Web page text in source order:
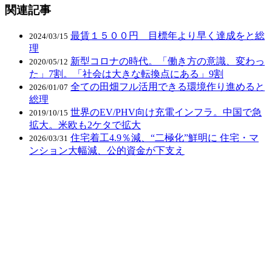
関連記事
2024/03/15 最賃１５００円 目標年より早く達成をと総
理
2020/05/12 新型コロナの時代。「働き方の意識、変わっ
た」7割。「社会は大きな転換点にある」9割
2026/01/07 全ての田畑フル活用できる環境作り進めると
総理
2019/10/15 世界のEV/PHV向け充電インフラ。中国で急
拡大。米欧も2ケタで拡大
2026/03/31 住宅着工4.9％減、“二極化”鮮明に 住宅・マ
ンション大幅減、公的資金が下支え